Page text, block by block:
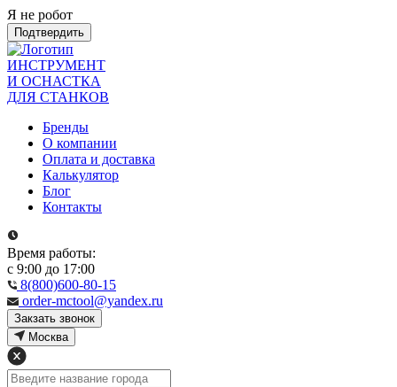
Я не робот
Подтвердить
ИНСТРУМЕНТ
И ОСНАСТКА
ДЛЯ СТАНКОВ
Бренды
О компании
Оплата и доставка
Калькулятор
Блог
Контакты
Время работы:
с 9:00 до 17:00
8(800)600-80-15
order-mctool@yandex.ru
Закзать звонок
Москва